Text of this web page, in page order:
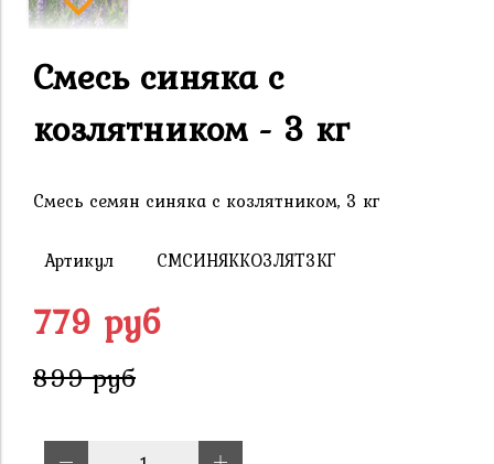
Смесь синяка с
козлятником - 3 кг
Смесь семян синяка с козлятником, 3 кг
Артикул СМСИНЯККОЗЛЯТ3КГ
779 руб
899 руб